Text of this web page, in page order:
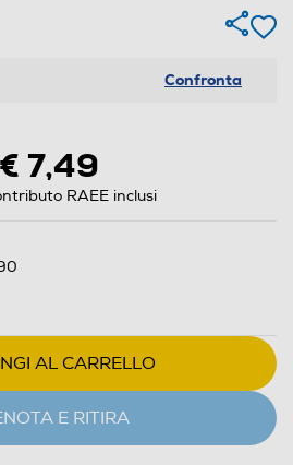
Confronta
€ 7,49
RAEE inclusi
AL CARRELLO
E RITIRA